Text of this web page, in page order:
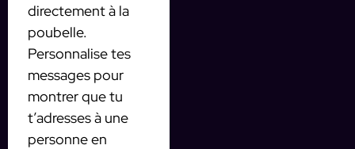
directement à la
poubelle.
Personnalise tes
messages pour
montrer que tu
t’adresses à une
personne en